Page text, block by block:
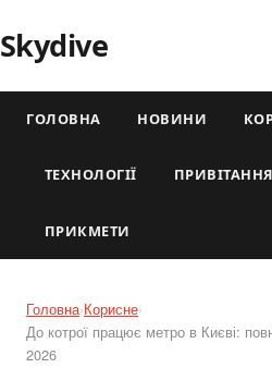
Skydive
ГОЛОВНА НОВИНИ
ТЕХНОЛОГІЇ ПРИВІТАННЯ
ПРИКМЕТИ
Головна›Корисне›
До котрої працює метро в Києві:
2026